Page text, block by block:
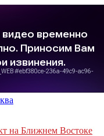
на Ближнем Востоке